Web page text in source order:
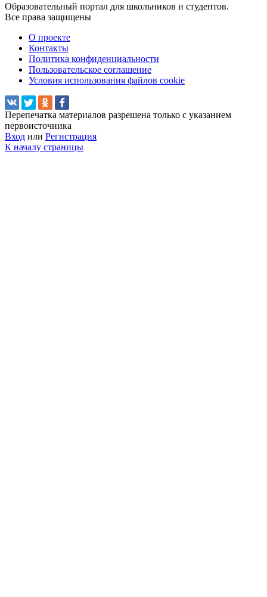
Образовательный портал для школьников и студентов.
Все права защищены
О проекте
Контакты
Политика конфиденциальности
Пользовательское соглашение
Условия использования файлов cookie
Перепечатка материалов разрешена только с указанием
первоисточника
Вход или Регистрация
К началу страницы